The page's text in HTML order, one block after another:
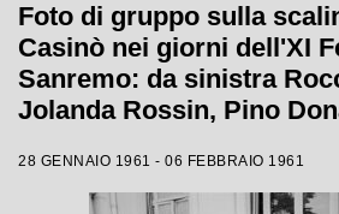
Foto di gruppo sulla
Casinò nei giorni dell'XI
Sanremo: da sinistra
Jolanda Rossin, Pino
Renis e Betty Curtis
28 GENNAIO 1961 - 06 FEBBRAIO 1961